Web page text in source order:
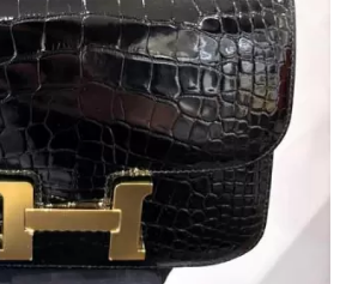
宅配買取を申し込む
無料の宅配キットをお届けします